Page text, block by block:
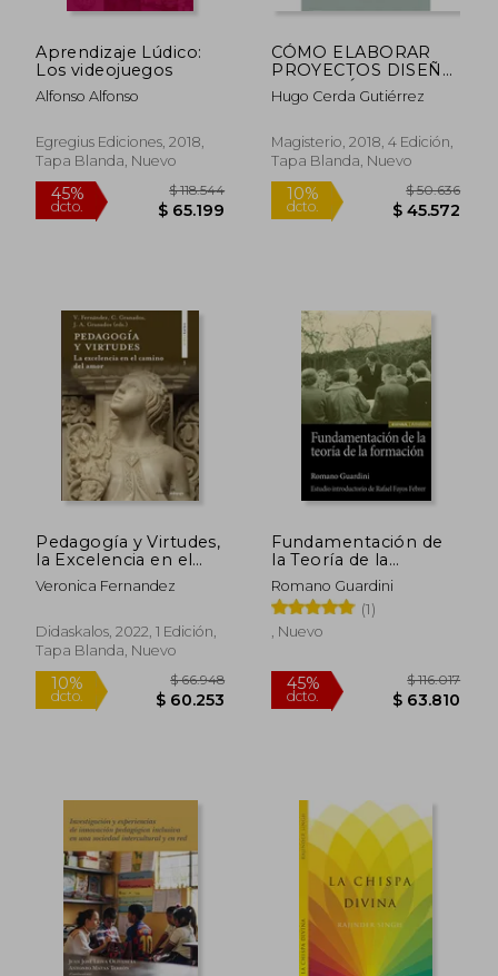
10% $ 79.000 45% $
10%
dcto.
$ 74.534 45%
dcto.
Aprendizaje Lúdico:
Los videojuegos
Alfonso Alfonso
Egregius Ediciones, 2018,
Tapa Blanda, Nuevo
CÓMO ELABORAR
PROYECTOS DISEÑO
EJECUCIÓN Y
EVALUACIÓN DE
SOCIALES Y
EDUCATIVOS
Hugo Cerda Gutiérrez
Magisterio, 2018, 4 Edición,
Tapa Blanda, Nuevo
Pedagogía y Virtudes,
la Excelencia en el
Camino del Amor: 5
(Didaskalos
Veronica Fernandez
Didaskalos, 2022, 1 Edición,
Tapa Blanda, Nuevo
Fundamentación de
la Teoría de la
Formación
Romano Guardini
(1)
, Nuevo